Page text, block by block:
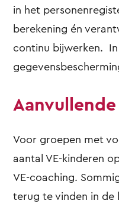
in het
berekening én
continu bijwerken.
Voor groepen met
aantal VE-kinderen
VE-coaching.
terug te vinden in de